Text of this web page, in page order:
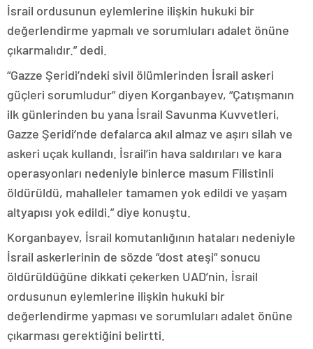
İsrail ordusunun eylemlerine ilişkin hukuki bir
değerlendirme yapmalı ve sorumluları adalet önüne
çıkarmalıdır.” dedi.
“Gazze Şeridi’ndeki sivil ölümlerinden İsrail askeri
güçleri sorumludur” diyen Korganbayev, “Çatışmanın
ilk günlerinden bu yana İsrail Savunma Kuvvetleri,
Gazze Şeridi’nde defalarca akıl almaz ve aşırı silah ve
askeri uçak kullandı. İsrail’in hava saldırıları ve kara
operasyonları nedeniyle binlerce masum Filistinli
öldürüldü, mahalleler tamamen yok edildi ve yaşam
altyapısı yok edildi.” diye konuştu.
Korganbayev, İsrail komutanlığının hataları nedeniyle
İsrail askerlerinin de sözde “dost ateşi” sonucu
öldürüldüğüne dikkati çekerken UAD’nin, İsrail
ordusunun eylemlerine ilişkin hukuki bir
değerlendirme yapması ve sorumluları adalet önüne
çıkarması gerektiğini belirtti.